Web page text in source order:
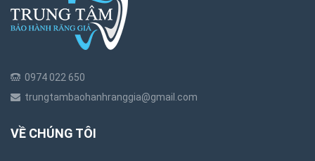
0974 022 650
trungtambaohanhranggia@gmail.com
VỀ CHÚNG TÔI